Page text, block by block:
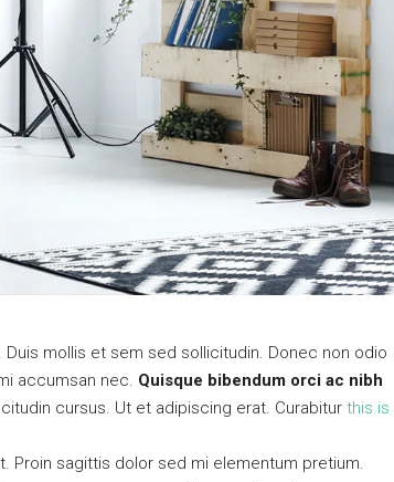
mollis et sem sed sollicitudin. Donec non odio
accumsan nec. Quisque bibendum orci ac nibh
cursus. Ut et adipiscing erat. Curabitur this is
Proin sagittis dolor sed mi elementum pretium.